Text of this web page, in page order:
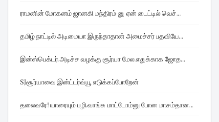
ராமனின் மோகனம் ஜானகி மந்திரம் னு ஏன் டைட்டில் வெச்...
தமிழ் நாட்டில் அடிமையா இருந்தாதான் அமைச்சர் பதவியே...
இன்ஸ்பெக்டர்.அடிச்ச வழக்கு சூர்யா மேல.எதுக்காக ஜோத...
SJசூர்யாவை இன்ட்டர்வ்யூ எடுக்கப்போறேன்
தலைவரே! யாரையும் பழி.வாங்க மாட்டோம்னு போன மாசம்தான...